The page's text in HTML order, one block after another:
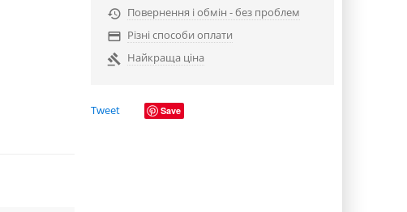
 Повернення і обмін - без проблем
 Різні способи оплати
 Найкраща ціна
Tweet Save